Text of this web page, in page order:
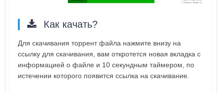
Как качать?
Для скачивания торрент файла нажмите внизу на
ссылку для скачивания, вам откротется новая вкладка с
информацией о файле и 10 секундным таймером, по
истечении которого появится ссылка на скачивание.